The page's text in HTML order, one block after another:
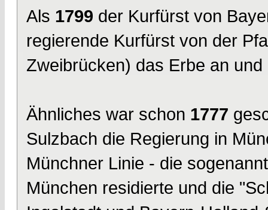
Als 1799 der Kurfürst von
regierende Kurfürst von der
Zweibrücken) das Erbe an
Ähnliches war schon 1777
Sulzbach die Regierung in
Münchner Linie - die
München residierte und die